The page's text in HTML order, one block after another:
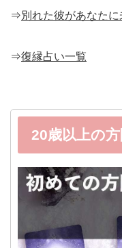
⇒別れた彼があなた
⇒復縁占い一覧
20歳以上の